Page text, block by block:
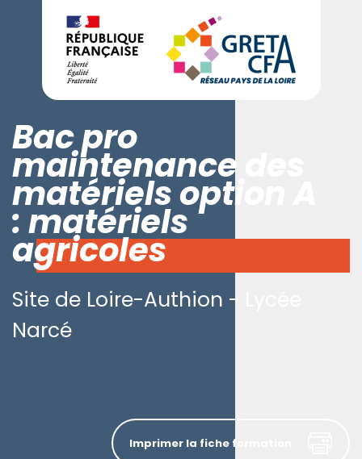
Bac pro
maintenance des
matériels option A
: matériels
agricoles
Site de Loire-Authion - Lycée
Narcé
Imprimer la fiche formation